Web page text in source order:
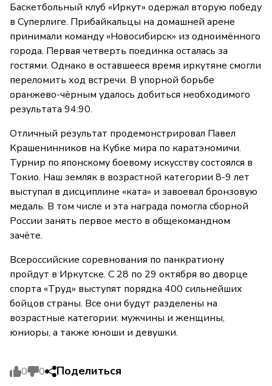
Баскетбольный клуб «Иркут» одержал вторую победу
в Суперлиге. Прибайкальцы на домашней арене
принимали команду «Новосибирск» из одноимённого
города. Первая четверть поединка осталась за
гостями. Однако в оставшееся время иркутяне смогли
переломить ход встречи. В упорной борьбе
оранжево-чёрным удалось добиться необходимого
результата 94:90.
Отличный результат продемонстрировал Павел
Крашенинников на Кубке мира по каратэномичи.
Турнир по японскому боевому искусству состоялся в
Токио. Наш земляк в возрастной категории 8-9 лет
выступал в дисциплине «ката» и завоевал бронзовую
медаль. В том числе и эта награда помогла сборной
России занять первое место в общекомандном
зачёте.
Всероссийские соревнования по панкратиону
пройдут в Иркутске. С 28 по 29 октября во дворце
спорта «Труд» выступят порядка 400 сильнейших
бойцов страны. Все они будут разделены на
возрастные категории: мужчины и женщины,
юниоры, а также юноши и девушки.
0 0 Поделиться